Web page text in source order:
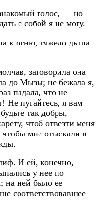
голос, — но
с собой я не могу.
к огню, тяжело дыша
заговорила она
до Мызы; не бежала я,
падала, что не
Не пугайтесь, я вам
так добры,
чтоб отвезти меня
мне отыскали в
И ей, конечно,
у нее по
на ней было ее
соответствовавшее